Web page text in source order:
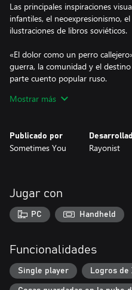
Las principales inspiraciones
infantiles, el neoexpresionismo,
ilustraciones de libros soviéticos.
«El dolor como un perro
guerra, la comunidad y el
parte cuento popular ruso.
Características:
folclóricos rusos.
- Gráficos 2D originales del autor.
- Banda sonora inquietante y
- Duración: 60–80 minutos.
- Un pueblo habitado por
Mostrar más
Publicado por
Sometimes You Rayonist
Jugar con
PC Handheld
Funcionalidades
Single player Logros de